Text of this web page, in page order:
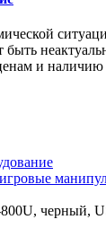
быть
и
черный,